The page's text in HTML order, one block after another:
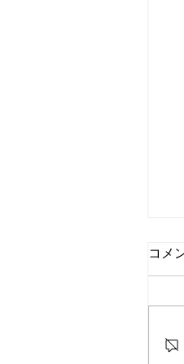
コメ